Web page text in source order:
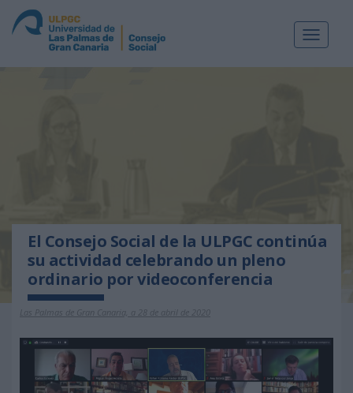
Toggle
El Consejo Social de la ULPGC continúa
su actividad celebrando un pleno
ordinario por videoconferencia
Las Palmas de Gran Canaria, a 28 de abril de 2020